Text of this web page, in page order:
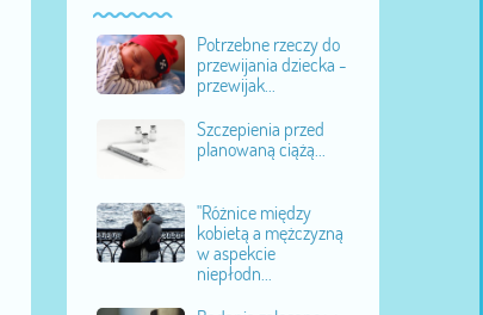
Potrzebne rzeczy do
przewijania dziecka -
przewijak...
Szczepienia przed
planowaną ciążą...
"Różnice między
kobietą a mężczyzną
w aspekcie
niepłodn...